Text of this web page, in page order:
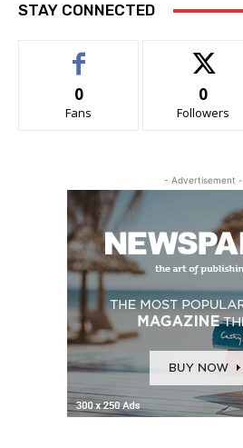
STAY CONNECTED
0
Fans
0
Followers
- Advertisement -